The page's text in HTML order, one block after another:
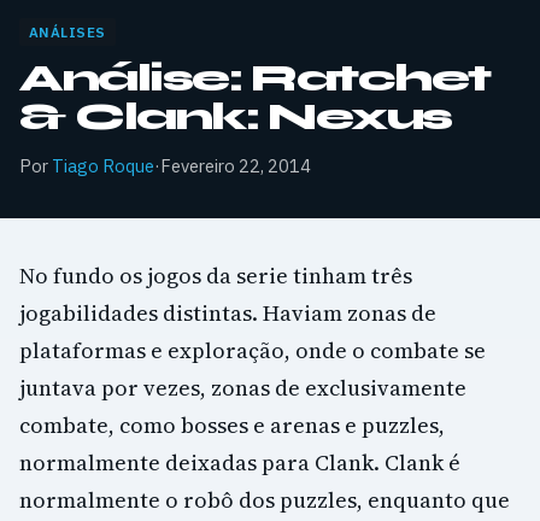
ANÁLISES
Análise: Ratchet
& Clank: Nexus
Por Tiago Roque·Fevereiro 22, 2014
No fundo os jogos da serie tinham três
jogabilidades distintas. Haviam zonas de
plataformas e exploração, onde o combate se
juntava por vezes, zonas de exclusivamente
combate, como bosses e arenas e puzzles,
normalmente deixadas para Clank. Clank é
normalmente o robô dos puzzles, enquanto que